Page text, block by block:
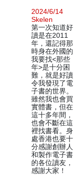
2024/6/14
Skelen
第一次知道好
讀是在2011
年，還記得那
時身在外國的
我要找<那些
年>是十分困
難，就是好讀
令我發現了電
子書的世界。
雖然我也會買
實體書，但在
這十多年間，
也會不斷在這
裡找書看。身
處香港也要十
分感謝創辦人
和製作電子書
的各位讀友，
感謝大家！